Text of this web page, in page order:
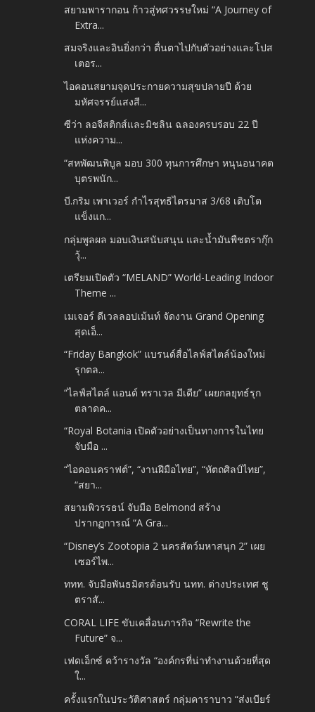
สยามพารากอน ก้าวสู่ทศวรรษใหม่ “A Journey of
Extra...
สมจริงและอินยิ่งกว่า ตื่นตาไปกับตัวอย่างและโปส
เตอร...
ไอคอนสยามจุดประกายความสุขปลายปี ด้วย
มหัศจรรย์แสงสี...
ซีว่า ลอจีสติกส์และมิชลิน ฉลองครบรอบ 22 ปี
แห่งความ...
“สหพัฒนพิบูล มอบ 300 ทุนการศึกษา หนุนอนาคต
บุตรพนัก...
บี.กริม เพาเวอร์ กำไรสุทธิไตรมาส 3/68 เติบโต
แข็งแก...
กลุ่มพูลผล มอบเงินสนับสนุน และน้ำมันพืชตรากุ๊ก
วุ้...
เตรียมเปิดตัว “MELAND” World-Leading Indoor
Theme ...
เมเจอร์ ดีเวลลอปเม้นท์ จัดงาน Grand Opening
สุดเอ็...
“Friday Bangkok” แบรนด์สื่อไลฟ์สไตล์น้องใหม่
รุกตล...
“ไลฟ์สไตล์ แอนด์ ทราเวล มีเดีย” เผยกลยุทธ์รุก
ตลาดค...
“Royal Botania เปิดตัวอย่างเป็นทางการในไทย
จับมือ ...
“ไอคอนคราฟต์”, “งานฝีมือไทย”, “หัตถศิลป์ไทย”,
“สยา...
สยามพิวรรธน์ จับมือ Belmond สร้าง
ปรากฏการณ์ “A Gra...
“Disney’s Zootopia 2 นครสัตว์มหาสนุก 2” เผย
เซอร์ไพ...
ททท. จับมือพันธมิตรต้อนรับ นทท. ต่างประเทศ ชู
ตราสั...
CORAL LIFE ขับเคลื่อนภารกิจ “Rewrite the
Future” จ...
เฟดเอ็กซ์ คว้ารางวัล “องค์กรที่น่าทำงานด้วยที่สุด
ใ...
ครั้งแรกในประวัติศาสตร์ กลุ่มคาราบาว “ส่งเบียร์